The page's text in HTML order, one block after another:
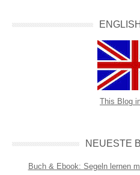
This Blog
NEUESTE
Buch & Ebook: Segeln lernen